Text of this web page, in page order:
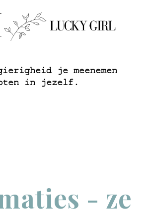
je meenemen
in jezelf.
- ze